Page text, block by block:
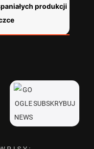
produkcji
SUBSKRYBUJ